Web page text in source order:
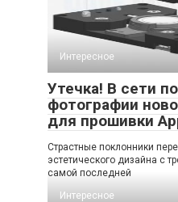
Интересное
Утечка! В сети
фотографии
для прошивки
Страстные поклонники
эстетического дизайна с
самой последней
Интересное